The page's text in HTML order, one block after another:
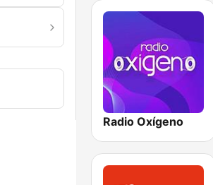
Radio Oxígeno